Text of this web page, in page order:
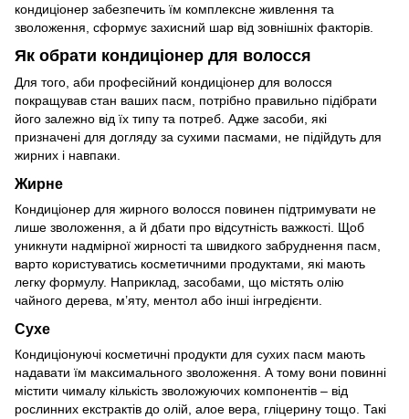
кондиціонер забезпечить їм комплексне живлення та
зволоження, сформує захисний шар від зовнішніх факторів.
Як обрати кондиціонер для волосся
Для того, аби професійний кондиціонер для волосся
покращував стан ваших пасм, потрібно правильно підібрати
його залежно від їх типу та потреб. Адже засоби, які
призначені для догляду за сухими пасмами, не підійдуть для
жирних і навпаки.
Жирне
Кондиціонер для жирного волосся повинен підтримувати не
лише зволоження, а й дбати про відсутність важкості. Щоб
уникнути надмірної жирності та швидкого забруднення пасм,
варто користуватись косметичними продуктами, які мають
легку формулу. Наприклад, засобами, що містять олію
чайного дерева, м’яту, ментол або інші інгредієнти.
Сухе
Кондиціонуючі косметичні продукти для сухих пасм мають
надавати їм максимального зволоження. А тому вони повинні
містити чималу кількість зволожуючих компонентів – від
рослинних екстрактів до олій, алое вера, гліцерину тощо. Такі